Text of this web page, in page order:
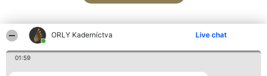
ORLY Kaderníctva Live chat
01:59